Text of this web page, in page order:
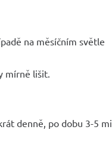
na měsíčním světle
mírně lišit.
denně, po dobu 3-5